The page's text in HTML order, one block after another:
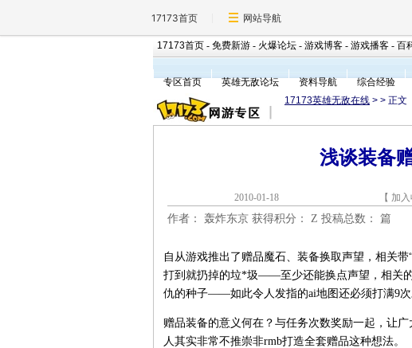
17173首页 网站导航
17173首页 - 免费新游 - 火爆论坛 - 游戏博客 - 游戏播客 - 百
专区首页
英雄无敌论坛 资料导航 综合经验
17173英雄无敌在线 > > 正文
浅谈装备
2010-01-18 【 加
作者： 轰炸东京 获得积分： Z 投稿总数： 篇
自从游戏推出了赠品魔石、装备换取声望，相关
打到就扔掉的垃*圾——至少还能换点声望，相关
仇的种子——如此令人发指的ai地图还必须打满9次
赠品装备的意义何在？与任务次数奖励一起，让
人其实非常不推崇非rmb打造全套赠品这种想法。